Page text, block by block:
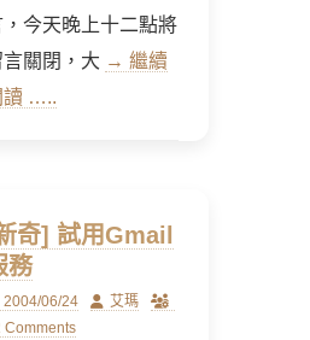
，今天晚上十二點將
言關閉，大 → 繼續
讀 …..
奇] 試用Gmail
務
2004/06/24 Author
艾瑪
Comments